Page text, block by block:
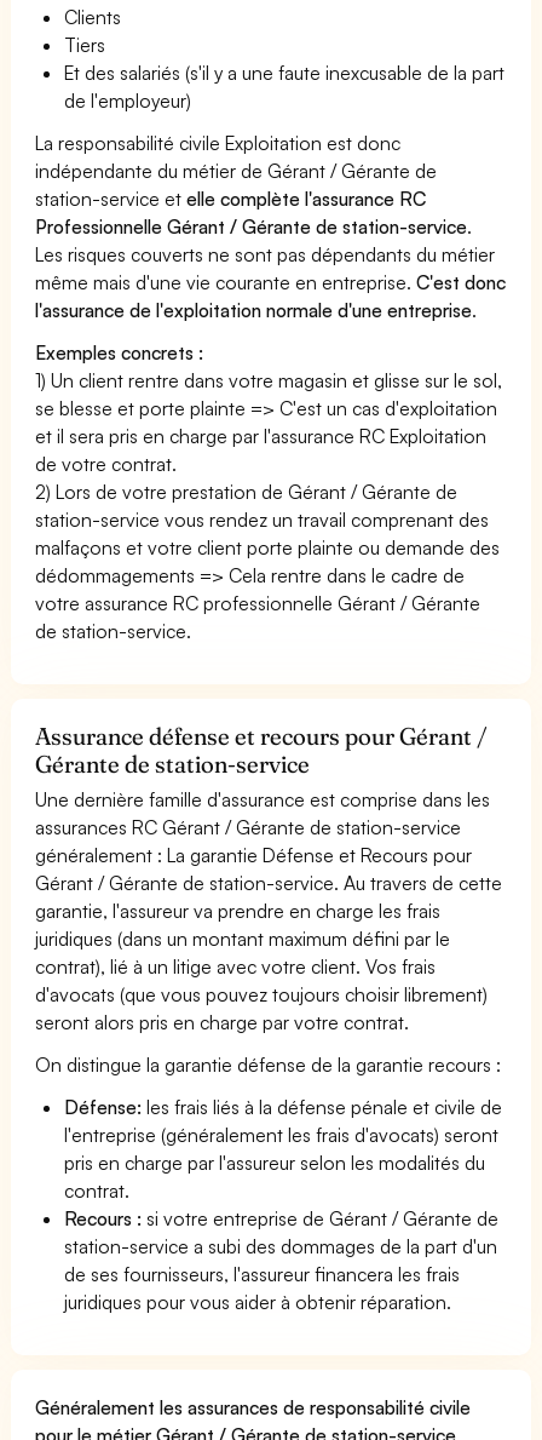
Clients
Tiers
Et des salariés (s'il y a une faute inexcusable de la part
de l'employeur)
La responsabilité civile Exploitation est donc
indépendante du métier de Gérant / Gérante de
station-service etelle complète l'assurance RC
Professionnelle Gérant / Gérante de station-service.
Les risques couverts ne sont pas dépendants du métier
même mais d'une vie courante en entreprise.C'est donc
l'assurance de l'exploitation normale d'une entreprise.
Exemples concrets :
1) Un client rentre dans votre magasin et glisse sur le sol,
se blesse et porte plainte => C'est un cas d'exploitation
et il sera pris en charge par l'assurance RC Exploitation
de votre contrat.
2) Lors de votre prestation de Gérant / Gérante de
station-service vous rendez un travail comprenant des
malfaçons et votre client porte plainte ou demande des
dédommagements => Cela rentre dans le cadre de
votre assurance RC professionnelle Gérant / Gérante
de station-service.
Assurance défense et recours pour Gérant /
Gérante de station-service
Une dernière famille d'assurance est comprise dans les
assurances RC Gérant / Gérante de station-service
généralement : La garantie Défense et Recours pour
Gérant / Gérante de station-service. Au travers de cette
garantie, l'assureur va prendre en charge les frais
juridiques (dans un montant maximum défini par le
contrat), lié à un litige avec votre client. Vos frais
d'avocats (que vous pouvez toujours choisir librement)
seront alors pris en charge par votre contrat.
On distingue la garantie défense de la garantie recours :
Défense: les frais liés à la défense pénale et civile de
l'entreprise (généralement les frais d'avocats) seront
pris en charge par l'assureur selon les modalités du
contrat.
Recours : si votre entreprise de Gérant / Gérante de
station-service a subi des dommages de la part d'un
de ses fournisseurs, l'assureur financera les frais
juridiques pour vous aider à obtenir réparation.
Généralement les assurances de responsabilité civile
pour le métier Gérant / Gérante de station-service